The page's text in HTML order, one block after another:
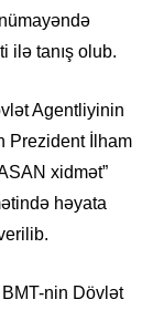
ilə tanış olub.
Agentliyinin
Prezident İlham
xidmət”
həyata
nin Dövlət